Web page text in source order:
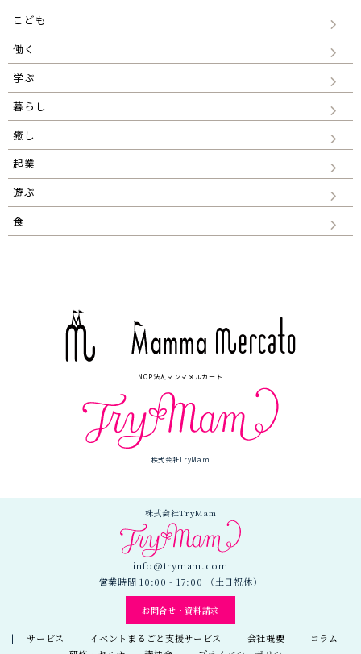
こども
働く
学ぶ
暮らし
癒し
起業
遊ぶ
食
NOP法人マンマメルカート
株式会社TryMam
株式会社TryMam
info@trymam.com
営業時間 10:00 - 17:00 （土日祝休）
お問合せ・資料請求
サービス イベントまるごと支援サービス 会社概要
コラム